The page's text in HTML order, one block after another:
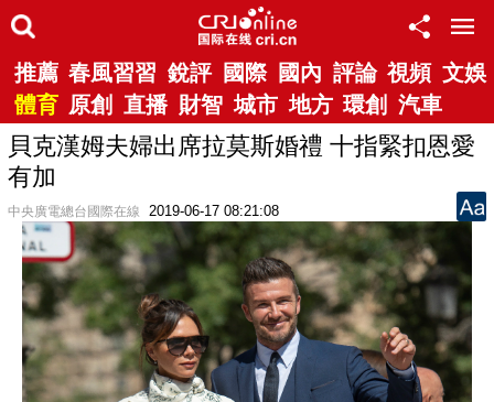
推薦 春風習習 銳評 國際 國內 評論 視頻 文娛
體育 原創 直播 財智 城市 地方 環創 汽車
貝克漢姆夫婦出席拉莫斯婚禮 十指緊扣恩愛
有加
中央廣電總台國際在線 2019-06-17 08:21:08